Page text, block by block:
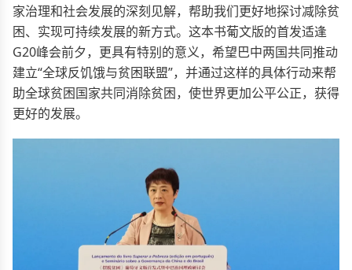
家治理和社会发展的深刻见解，帮助我们更好地探讨减除贫
困、实现可持续发展的新方式。这本书葡文版的首发适逢
G20峰会前夕，更具有特别的意义，希望巴中两国共同推动
建立“全球反饥饿与贫困联盟”，并通过这样的具体行动来帮
助全球贫困国家共同消除贫困，使世界更加公平公正，获得
更好的发展。